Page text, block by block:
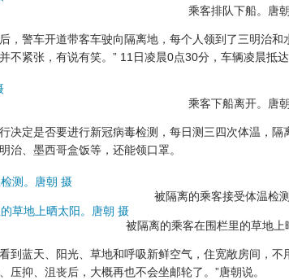
乘客排队下船。唐
警车开道带客车驶向隔离地，每个人领到了三明治和
不紧张，有说有笑。” 11日凌晨0点30分，车辆凌晨抵
乘客下船离开。唐
定是否要进行新冠病毒检测，每日测三四次体温，隔
治、墨西哥盒饭等，还能领口罩。
被隔离的乘客接受体温检
被隔离的乘客在围栏里的草地上
蓝天、阳光、草地和呼吸新鲜空气，住宽敞房间，不
压抑、沮丧后，大概再也不会坐邮轮了。”唐朝说。